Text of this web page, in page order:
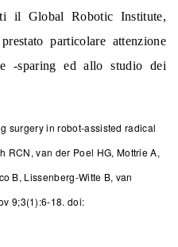
il Global Robotic Institute,
particolare attenzione
-sparing ed allo studio dei
surgery in robot-assisted radical
RCN, van der Poel HG, Mottrie A,
B, Lissenberg-Witte B, van
9;3(1):6-18. doi: